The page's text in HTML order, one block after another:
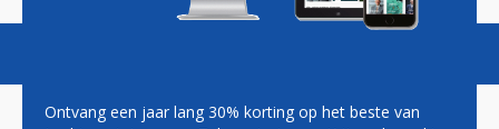
Ontvang een jaar lang 30% korting op het beste van